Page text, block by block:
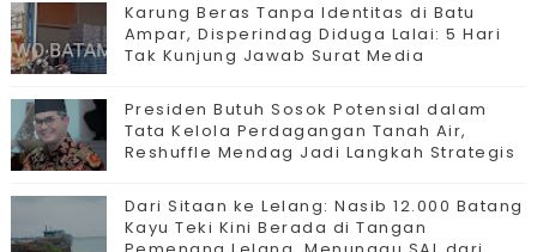
Karung Beras Tanpa Identitas di Batu
Ampar, Disperindag Diduga Lalai: 5 Hari
Tak Kunjung Jawab Surat Media
Presiden Butuh Sosok Potensial dalam
Tata Kelola Perdagangan Tanah Air,
Reshuffle Mendag Jadi Langkah Strategis
Dari Sitaan ke Lelang: Nasib 12.000 Batang
Kayu Teki Kini Berada di Tangan